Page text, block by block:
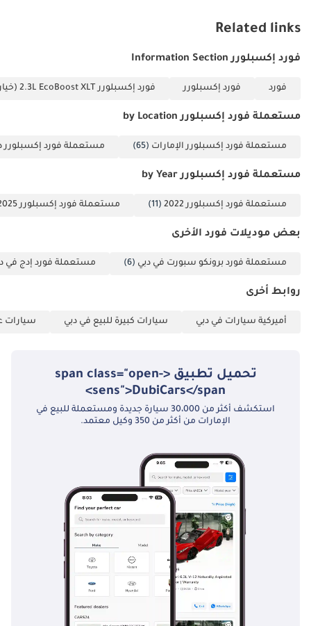
Related links
فورد إكسبلورر Information Section
فورد فورد إكسبلورر فورد إكسبلورر 2.3L EcoBoost XLT (خيار منتصف) AWD
مستعملة فورد إكسبلورر by Location
مستعملة فورد إكسبلورر الإمارات (65) مستعملة فورد إكسبلورر
مستعملة فورد إكسبلورر by Year
مستعملة فورد إكسبلورر 2022 (11) مستعملة فورد إكسبلورر 2025
بعض موديلات فورد الأخرى
مستعملة فورد برونكو سبورت في دبي (6) مستعملة فورد إدج في
روابط أخرى
أميركية سيارات في دبي سيارات كبيرة للبيع في دبي سيارات
تحميل تطبيق <span class="open-
sens">DubiCars</span>
استكشف أكثر من 30،000 سيارة جديدة ومستعملة للبيع في
الإمارات من أكثر من 350 وكيل معتمد.